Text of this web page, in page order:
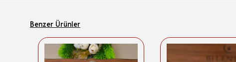
Benzer Ürünler